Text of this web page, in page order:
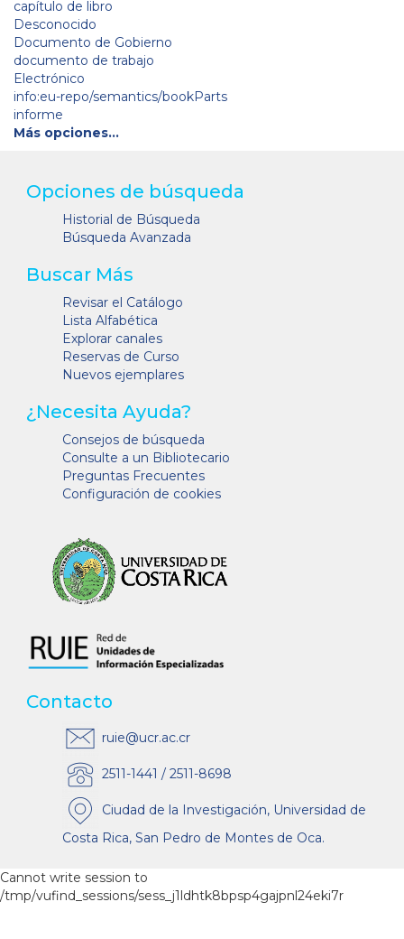
capítulo de libro
Desconocido
Documento de Gobierno
documento de trabajo
Electrónico
info:eu-repo/semantics/bookParts
informe
Más opciones…
Opciones de búsqueda
Historial de Búsqueda
Búsqueda Avanzada
Buscar Más
Revisar el Catálogo
Lista Alfabética
Explorar canales
Reservas de Curso
Nuevos ejemplares
¿Necesita Ayuda?
Consejos de búsqueda
Consulte a un Bibliotecario
Preguntas Frecuentes
Configuración de cookies
Contacto
ruie@ucr.ac.cr
2511-1441 / 2511-8698
Ciudad de la Investigación, Universidad de
Costa Rica, San Pedro de Montes de Oca.
Cannot write session to
/tmp/vufind_sessions/sess_j1ldhtk8bpsp4gajpnl24eki7r